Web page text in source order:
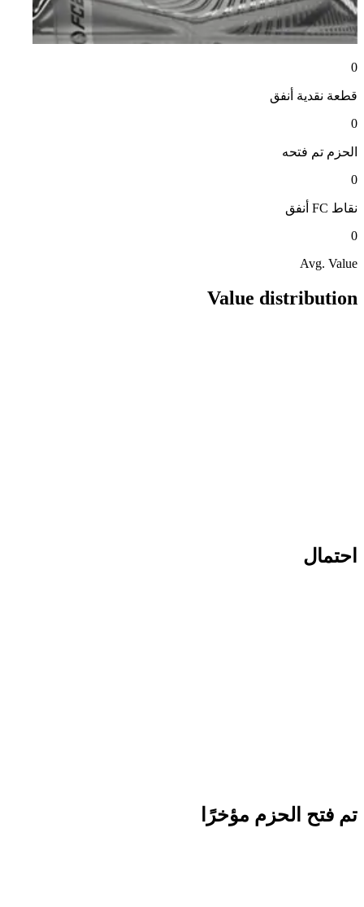
0
قطعة نقدية أنفق
0
الحزم تم فتحه
0
نقاط FC
أنفق
0
Avg. Value
Value distribution
احتمال
تم فتح الحزم مؤخرًا